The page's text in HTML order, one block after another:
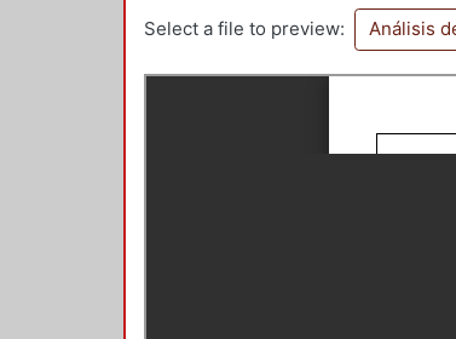
Select a file to preview: Análisis